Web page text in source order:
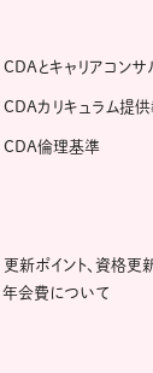
CDAとキャリアコンサ
CDAカリキュラム提
CDA倫理基準
更新ポイント、資格更
年会費について